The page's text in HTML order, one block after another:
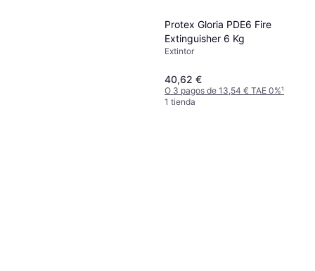
Protex Gloria PDE6 Fire
Extinguisher 6 Kg
Extintor
40,62 €
O 3 pagos de 13,54 € TAE 0%¹
1 tienda